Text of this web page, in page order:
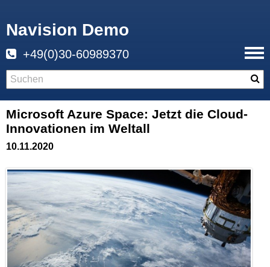
Navision Demo
+49(0)30-60989370
Microsoft Azure Space: Jetzt die Cloud-
Innovationen im Weltall
10.11.2020